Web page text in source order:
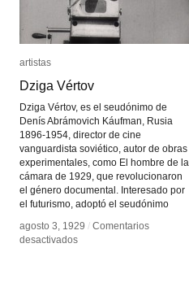
artistas
Dziga Vértov
Dziga Vértov, es el seudónimo de
Denís Abrámovich Káufman, Rusia
1896-1954, director de cine
vanguardista soviético, autor de obras
experimentales, como El hombre de la
cámara de 1929, que revolucionaron
el género documental. Interesado por
el futurismo, adoptó el seudónimo
agosto 3, 1929 / Comentarios
desactivadosen
artistas
Dziga Vértov
agosto 3, 1929 / Comentarios
desactivadosen